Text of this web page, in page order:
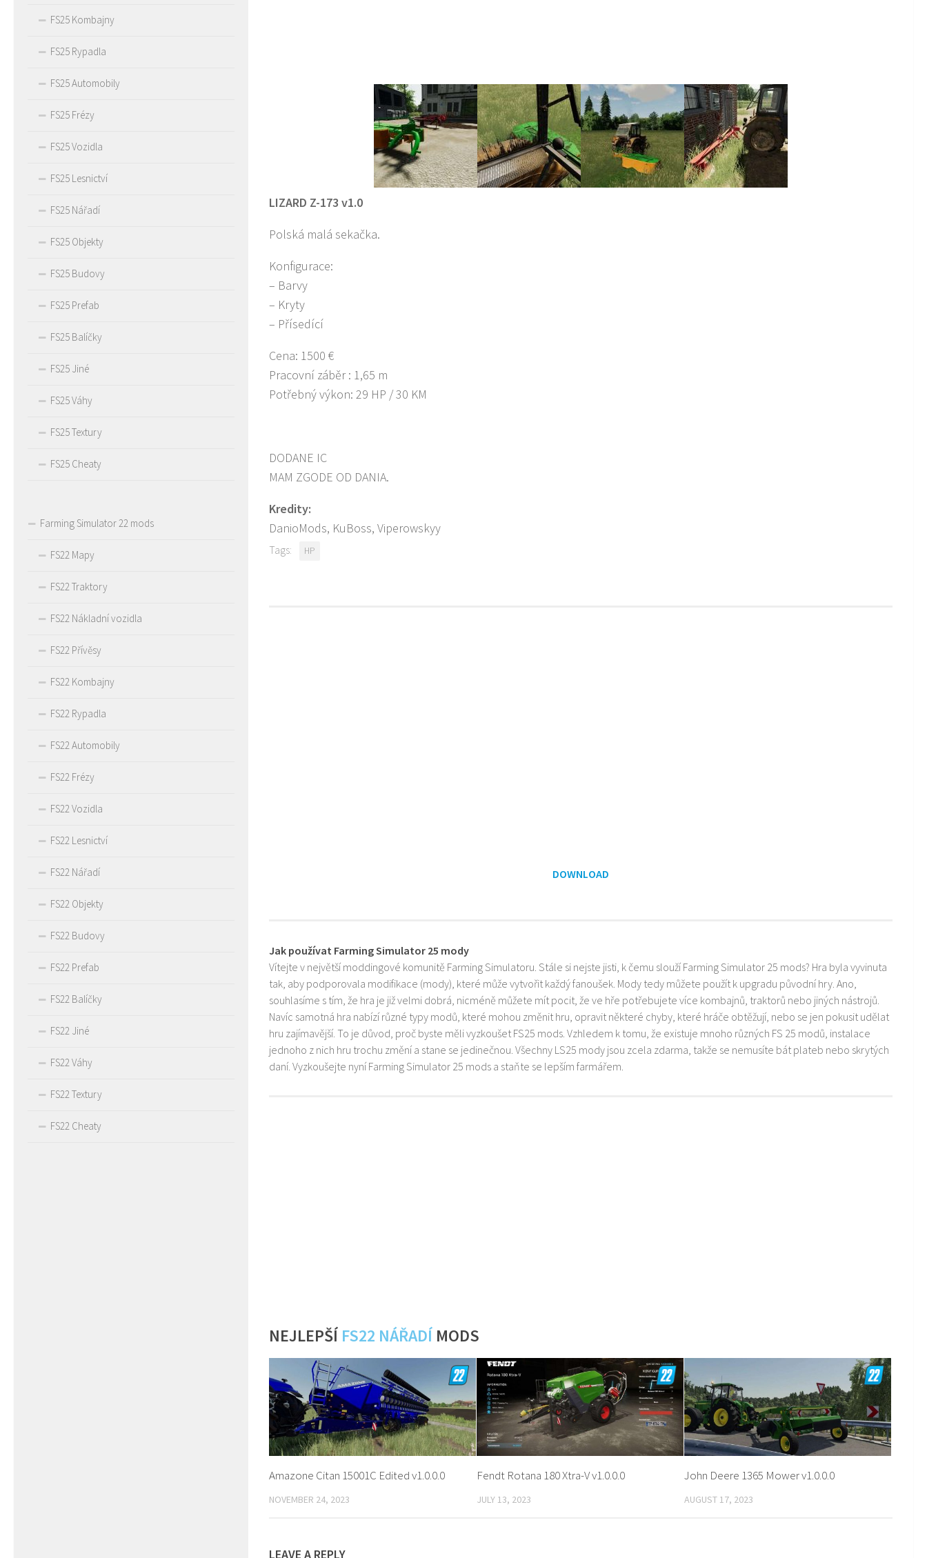
LIZARD Z-173 v1.0
Polská malá sekačka.
Konfigurace:
– Barvy
– Kryty
– Přísedící
Cena: 1500 €
Pracovní záběr : 1,65 m
Potřebný výkon: 29 HP / 30 KM
DODANE IC
MAM ZGODE OD DANIA.
Kredity:
DanioMods, KuBoss, Viperowskyy
Tags: HP
DOWNLOAD
Jak používat Farming Simulator 25 mody
Vítejte v největší moddingové komunitě Farming Simulatoru. Stále si nejste jisti, k čemu slouží Farming Simulator 25 mods? Hra byla vyvinuta
tak, aby podporovala modifikace (mody), které může vytvořit každý fanoušek. Mody tedy můžete použít k upgradu původní hry. Ano,
souhlasíme s tím, že hra je již velmi dobrá, nicméně můžete mít pocit, že ve hře potřebujete více kombajnů, traktorů nebo jiných nástrojů.
Navíc samotná hra nabízí různé typy modů, které mohou změnit hru, opravit některé chyby, které hráče obtěžují, nebo se jen pokusit udělat
hru zajímavější. To je důvod, proč byste měli vyzkoušet FS25 mods. Vzhledem k tomu, že existuje mnoho různých FS 25 modů, instalace
jednoho z nich hru trochu změní a stane se jedinečnou. Všechny LS25 mody jsou zcela zdarma, takže se nemusíte bát plateb nebo skrytých
daní. Vyzkoušejte nyní Farming Simulator 25 mods a staňte se lepším farmářem.
NEJLEPŠÍ FS22 NÁŘADÍ MODS
Amazone Citan 15001C Edited v1.0.0.0
NOVEMBER 24, 2023
Fendt Rotana 180 Xtra-V v1.0.0.0
JULY 13, 2023
John Deere 1365 Mower v1.0.0.0
AUGUST 17, 2023
LEAVE A REPLY
FS25 Kombajny
FS25 Rypadla
FS25 Automobily
FS25 Frézy
FS25 Vozidla
FS25 Lesnictví
FS25 Nářadí
FS25 Objekty
FS25 Budovy
FS25 Prefab
FS25 Balíčky
FS25 Jiné
FS25 Váhy
FS25 Textury
FS25 Cheaty
Farming Simulator 22 mods
FS22 Mapy
FS22 Traktory
FS22 Nákladní vozidla
FS22 Přívěsy
FS22 Kombajny
FS22 Rypadla
FS22 Automobily
FS22 Frézy
FS22 Vozidla
FS22 Lesnictví
FS22 Nářadí
FS22 Objekty
FS22 Budovy
FS22 Prefab
FS22 Balíčky
FS22 Jiné
FS22 Váhy
FS22 Textury
FS22 Cheaty